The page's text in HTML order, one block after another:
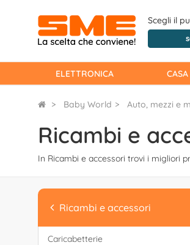
Scegli il
ELETTRONICA CASA
Baby World Auto, mezzi e
Ricambi e
In Ricambi e accessori trovi i migliori
Ricambi e accessori
Caricabetterie